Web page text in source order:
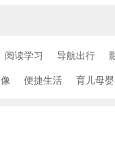
阅读学习 导航出行
便捷生活 育儿母婴